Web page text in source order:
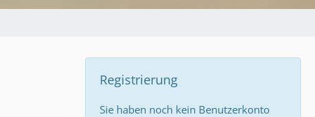
Registrierung
Sie haben noch kein Benutzerkonto